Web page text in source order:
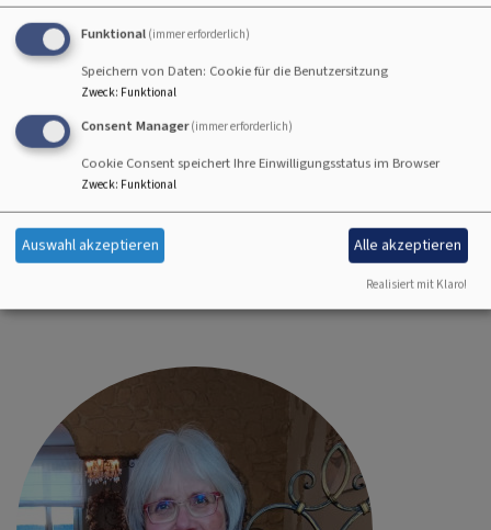
KG Straubing
Leitung Reißverschluss
Funktional (immer erforderlich)
Speichern von Daten: Cookie für die Benutzersitzung
Zweck: Funktional
Consent Manager (immer erforderlich)
Cookie Consent speichert Ihre Einwilligungsstatus im Browser
Zweck: Funktional
Auswahl akzeptieren Alle akzeptieren
Realisiert mit Klaro!